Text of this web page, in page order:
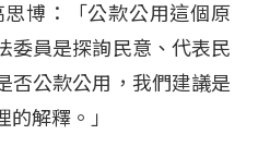
博：「公款公用這個原
委員是探詢民意、代表民
否公款公用，我們建議是
解釋。」​